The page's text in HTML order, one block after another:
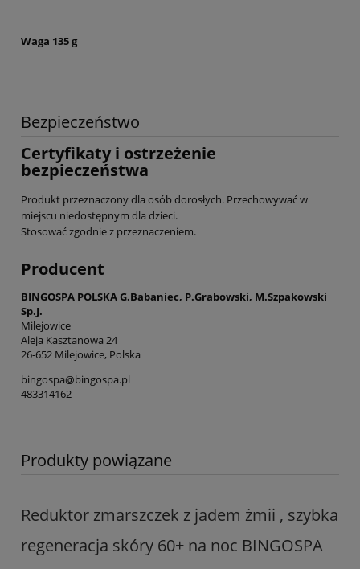
Waga 135 g
Bezpieczeństwo
Certyfikaty i ostrzeżenie
bezpieczeństwa
Produkt przeznaczony dla osób dorosłych. Przechowywać w
miejscu niedostępnym dla dzieci.
Stosować zgodnie z przeznaczeniem.
Producent
BINGOSPA POLSKA G.Babaniec, P.Grabowski, M.Szpakowski
Sp.J.
Milejowice
Aleja Kasztanowa 24
26-652 Milejowice, Polska
bingospa@bingospa.pl
483314162
Produkty powiązane
Reduktor zmarszczek z jadem żmii , szybka
regeneracja skóry 60+ na noc BINGOSPA